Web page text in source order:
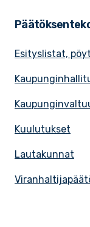
Esityslistat,
Kuulutukset
Lautakunnat